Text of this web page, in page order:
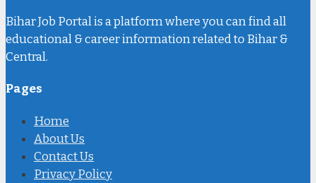
Bihar Job Portal is a platform where you can find all
educational & career information related to Bihar &
Central.
Pages
Home
About Us
Contact Us
Privacy Policy